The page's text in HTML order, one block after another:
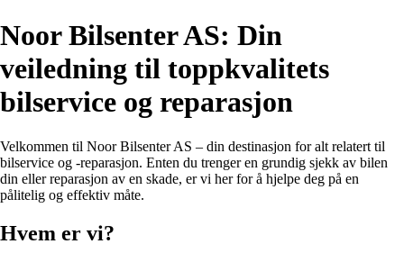
Noor Bilsenter AS: Din
veiledning til toppkvalitets
bilservice og reparasjon
Velkommen til Noor Bilsenter AS – din destinasjon for alt relatert til
bilservice og -reparasjon. Enten du trenger en grundig sjekk av bilen
din eller reparasjon av en skade, er vi her for å hjelpe deg på en
pålitelig og effektiv måte.
Hvem er vi?